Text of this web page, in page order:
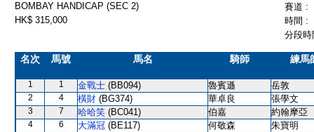
BOMBAY HANDICAP (SEC 2)
賽道 :
HK$ 315,000
時間 :
分段
名次 馬號 馬名 騎師 練馬
1 1 金戰士 (BB094) 魯賓遜 岳敦
2 4 橫財 (BG374) 華卓良 張學文
3 7 哈哈笑 (BC041) 伯嘉 約翰摩亞
4 6 大滿冠 (BE117) 何敬森 朱寶明